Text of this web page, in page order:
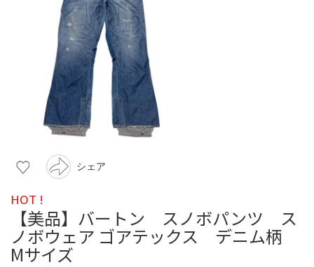
シェア
HOT !
【美品】バートン スノボパンツ ス
ノボウェア ゴアテックス デニム柄
Mサイズ